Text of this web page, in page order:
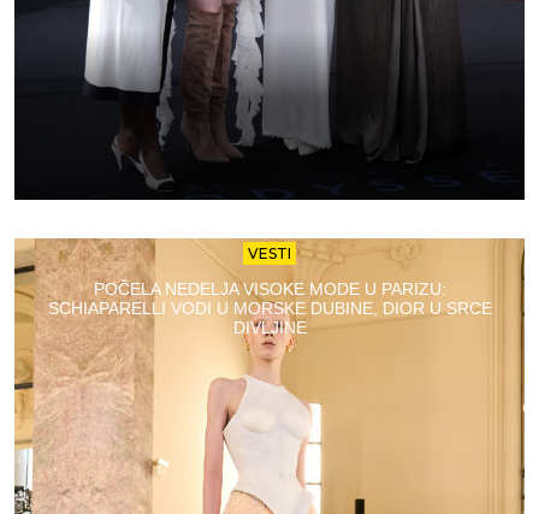
VESTI
POČELA NEDELJA VISOKE MODE U PARIZU:
SCHIAPARELLI VODI U MORSKE DUBINE, DIOR U SRCE
DIVLJINE